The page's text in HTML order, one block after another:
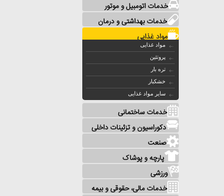
خدمات اتومبیل و موتور
خدمات بهداشتی و درمان
مواد غذایی
مواد غذایی
پروتئین
تره بار
خشکبار
سایر مواد غذایی
خدمات ساختمانی
دکوراسیون و تزئینات داخلی
صنعت
پارچه و پوشاک
ورزشی
خدمات مالی، حقوقی و بیمه